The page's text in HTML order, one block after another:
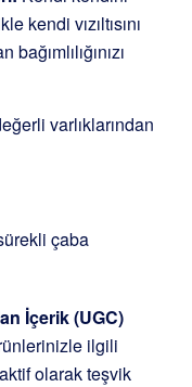
kendi vızıltısını
varlıklarından
çaba
İçerik (UGC)
ilgili
olarak teşvik